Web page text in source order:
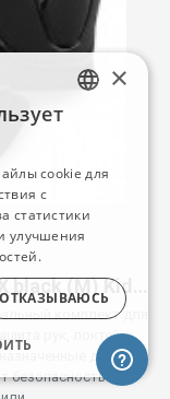
комплект для
рук, локтей и
для
при
×
cookie для
с
статистики
улучшения
ОТКАЗЫВАЮСЬ